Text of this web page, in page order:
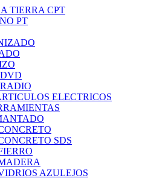
TIERRA CPT
PT
ELECTRICOS
SDS
AZULEJOS